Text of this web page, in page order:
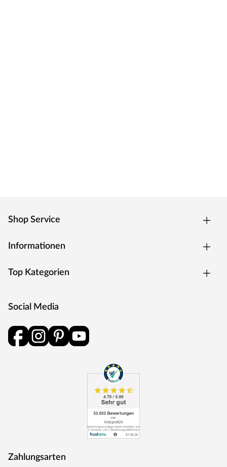
Shop Service
Informationen
Top Kategorien
Social Media
Zahlungsarten